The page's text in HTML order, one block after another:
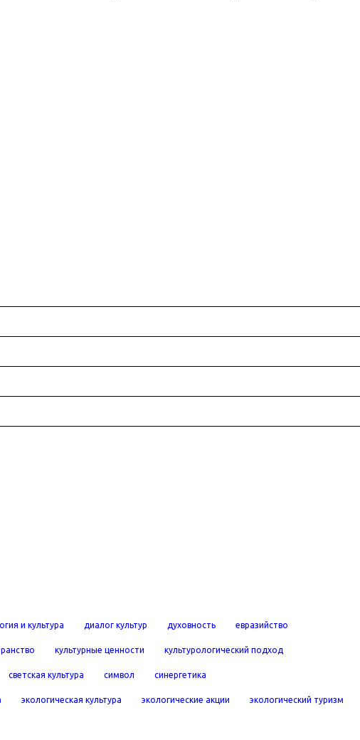
и культура диалог культур духовность евразийство
культурные ценности культурологический подход
светская культура символ синергетика
экологическая культура экологические акции экологический туризм